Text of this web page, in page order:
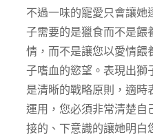
不過一味的寵愛只會讓她
子需要的是獵食而不是餵
情，而不是讓您以愛情餵
子嗜血的慾望。表現出獅
是清晰的戰略原則，適時
運用，您必須非常清楚自
接的、下意識的讓她明白